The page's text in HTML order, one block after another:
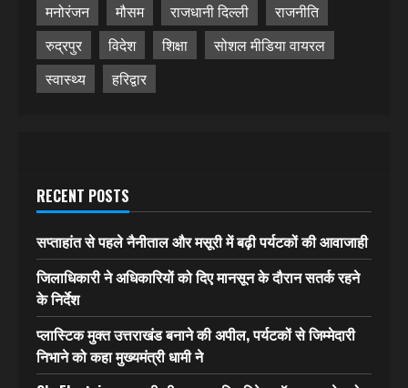
मनोरंजन
मौसम राजधानी दिल्ली
राजनीति
रुद्रपुर
विदेश शिक्षा
सोशल मीडिया वायरल
स्वास्थ्य
हरिद्वार
RECENT POSTS
सप्ताहांत से पहले नैनीताल और मसूरी में बढ़ी पर्यटकों की आवाजाही
जिलाधिकारी ने अधिकारियों को दिए मानसून के दौरान सतर्क रहने
के निर्देश
प्लास्टिक मुक्त उत्तराखंड बनाने की अपील, पर्यटकों से जिम्मेदारी
निभाने को कहा मुख्यमंत्री धामी ने